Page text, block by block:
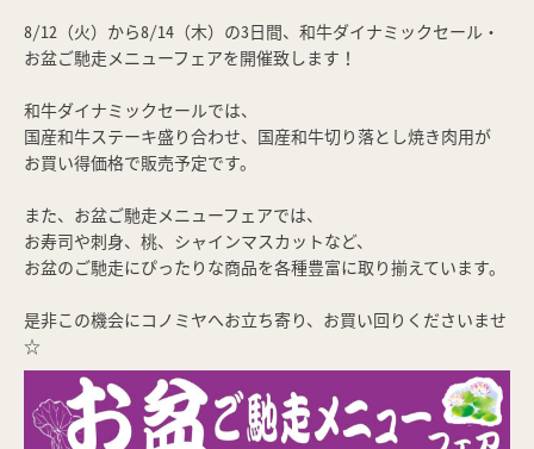
8/12（火）から8/14（木）の3日間、和牛ダイナミックセール・
お盆ご馳走メニューフェアを開催致します！
和牛ダイナミックセールでは、
国産和牛ステーキ盛り合わせ、国産和牛切り落とし焼き肉用が
お買い得価格で販売予定です。
また、お盆ご馳走メニューフェアでは、
お寿司や刺身、桃、シャインマスカットなど、
お盆のご馳走にぴったりな商品を各種豊富に取り揃えています。
是非この機会にコノミヤへお立ち寄り、お買い回りくださいませ
☆